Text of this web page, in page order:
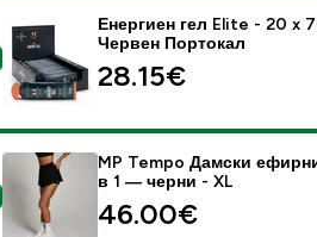
Select this product - Енергиен гел
Енергиен гел Elite - 20 x
Червен Портокал
28.15€‎
Select this product - MP Tempo
MP Tempo Дамски
в 1 — черни - XL
46.00€‎